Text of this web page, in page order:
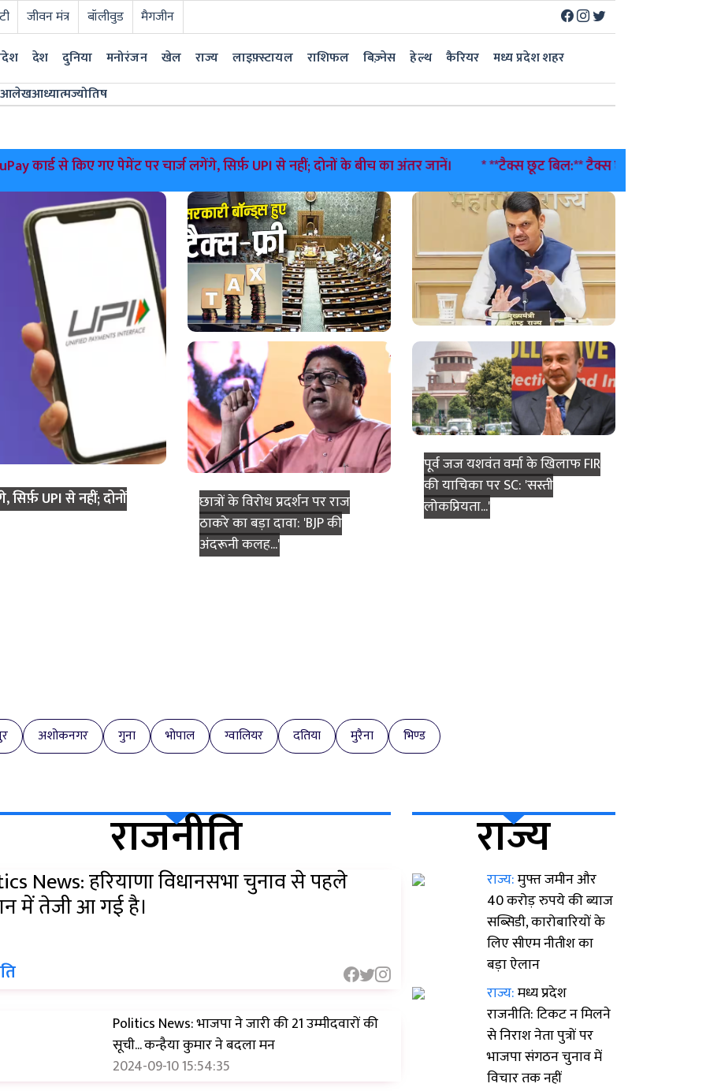
जीवन मंत्र बॉलीवुड
मैगजीन
देश दुनिया मनोरंजन खेल राज्य लाइफ़्स्टायल राशिफल बिज़्नेस हेल्थ कैरियर
मध्य प्रदेश शहर
आलेखआध्यात्मज्योतिष
से किए गए पेमेंट पर चार्ज लगेंगे, सिर्फ़ UPI से नहीं; दोनों के बीच का अंतर जानें। * **टैक्स छूट बिल:** टैक्स छूट बिल पास; रुपया
UPI से नहीं; दोनों
**टैक्स छूट बिल:** टैक्स छूट बिल
पास; रुपया मजबूत होने की उम्मीद!
विदेशी निवेशकों के लिए बड़ी बढ़त।
सरकार की बड़ी कार्रवाई: महाराष्ट्र में
ISIS और अल-कायदा से जुड़े
प्रकाशनों सहित 114 कट्टरपंथी
प्रकाशनों पर प्रतिबंध।
छात्रों के विरोध प्रदर्शन पर राज
ठाकरे का बड़ा दावा: 'BJP की
अंदरूनी कलह...'
पूर्व जज यशवंत वर्मा के खिलाफ FIR
की याचिका पर SC: 'सस्ती
लोकप्रियता...'
अशोकनगर गुना भोपाल ग्वालियर दतिया मुरैना भिण्ड
राजनीति
News: हरियाणा विधानसभा चुनाव से पहले
में तेजी आ गई है।
Politics News: भाजपा ने जारी की 21 उम्मीदवारों की
सूची... कन्हैया कुमार ने बदला मन
2024-09-10 15:54:35
राज्य
राज्य:मुफ्त जमीन और
40 करोड़ रुपये की ब्याज
सब्सिडी, कारोबारियों के
लिए सीएम नीतीश का
बड़ा ऐलान
राज्य:मध्य प्रदेश
राजनीति: टिकट न मिलने
से निराश नेता पुत्रों पर
भाजपा संगठन चुनाव में
विचार तक नहीं